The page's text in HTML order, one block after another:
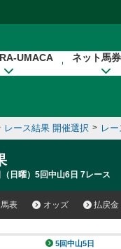
UMACA ネット馬
レース結果 開催選択 > レ
日曜）5回中山6日 7レース
表 オッズ 払戻金
5回中山5日